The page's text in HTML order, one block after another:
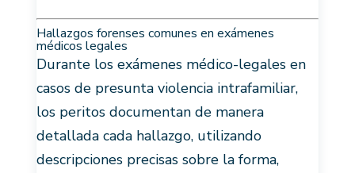
Hallazgos forenses comunes en exámenes
médicos legales
Durante los exámenes médico-legales en
casos de presunta violencia intrafamiliar,
los peritos documentan de manera
detallada cada hallazgo, utilizando
descripciones precisas sobre la forma,